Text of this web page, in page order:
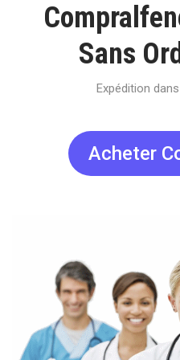
Sans
Expédition
Acheter